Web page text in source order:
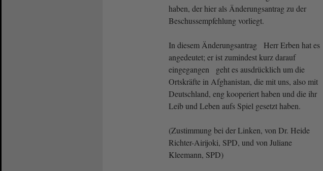
haben, der hier als Änderungsantrag zu der
Beschussempfehlung vorliegt.
In diesem Änderungsantrag Herr Erben hat es
angedeutet; er ist zumindest kurz darauf
eingegangen geht es ausdrücklich um die
Ortskräfte in Afghanistan, die mit uns, also mit
Deutschland, eng kooperiert haben und die ihr
Leib und Leben aufs Spiel gesetzt haben.
(Zustimmung bei der Linken, von Dr. Heide
Richter-Airijoki, SPD, und von Juliane
Kleemann, SPD)